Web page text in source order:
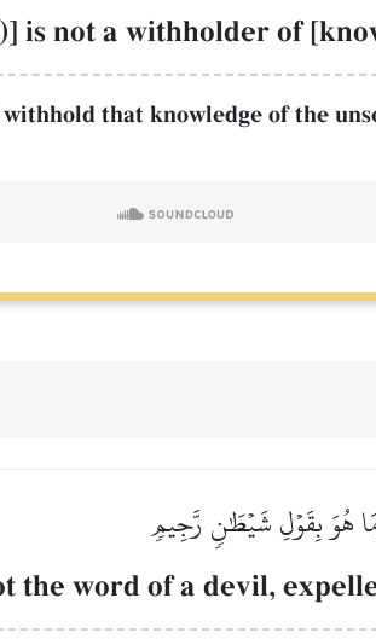
)] is not a withholder of
that knowledge of the
هُوَ بِقَوۡلِ شَيۡطَٰنٖ رَّجِيمٖ
the word of a devil,